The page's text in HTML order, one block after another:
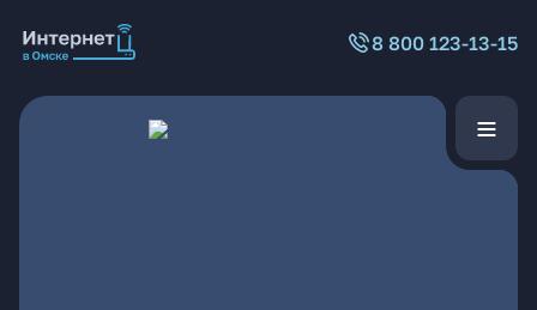
8 800 123-13-15